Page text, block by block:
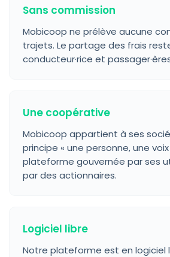
Sans commission
Mobicoop ne prélève aucune
trajets. Le partage des frais
conducteur·rice et
Une coopérative
Mobicoop appartient à ses
principe « une personne, une voix
plateforme gouvernée par ses
par des actionnaires.
Logiciel libre
Notre plateforme est en logiciel